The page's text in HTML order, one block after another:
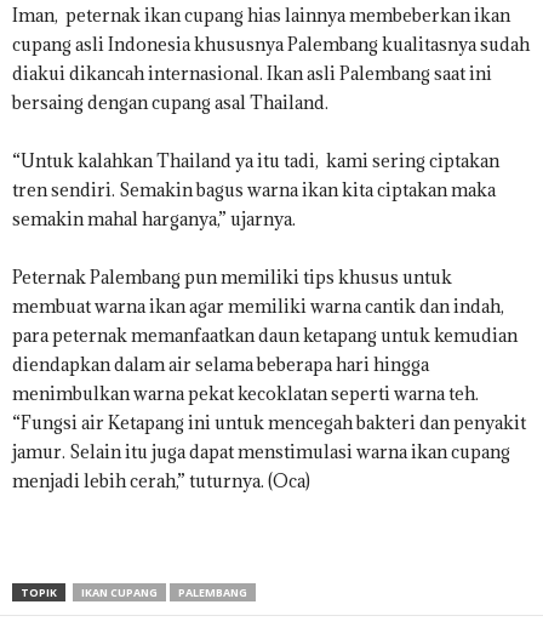
Iman, peternak ikan cupang hias lainnya membeberkan ikan
cupang asli Indonesia khususnya Palembang kualitasnya sudah
diakui dikancah internasional. Ikan asli Palembang saat ini
bersaing dengan cupang asal Thailand.
“Untuk kalahkan Thailand ya itu tadi, kami sering ciptakan
tren sendiri. Semakin bagus warna ikan kita ciptakan maka
semakin mahal harganya,” ujarnya.
Peternak Palembang pun memiliki tips khusus untuk
membuat warna ikan agar memiliki warna cantik dan indah,
para peternak memanfaatkan daun ketapang untuk kemudian
diendapkan dalam air selama beberapa hari hingga
menimbulkan warna pekat kecoklatan seperti warna teh.
“Fungsi air Ketapang ini untuk mencegah bakteri dan penyakit
jamur. Selain itu juga dapat menstimulasi warna ikan cupang
menjadi lebih cerah,” tuturnya. (Oca)
TOPIK IKAN CUPANG PALEMBANG